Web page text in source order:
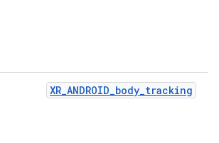
XR_ANDROID_body_tracking